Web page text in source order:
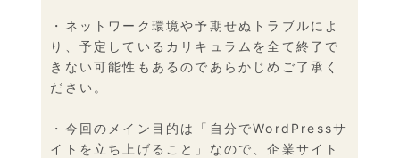
・ネットワーク環境や予期せぬトラブルによ
り、予定しているカリキュラムを全て終了で
きない可能性もあるのであらかじめご了承く
ださい。
・今回のメイン目的は「自分でWordPressサ
イトを立ち上げること」なので、企業サイト